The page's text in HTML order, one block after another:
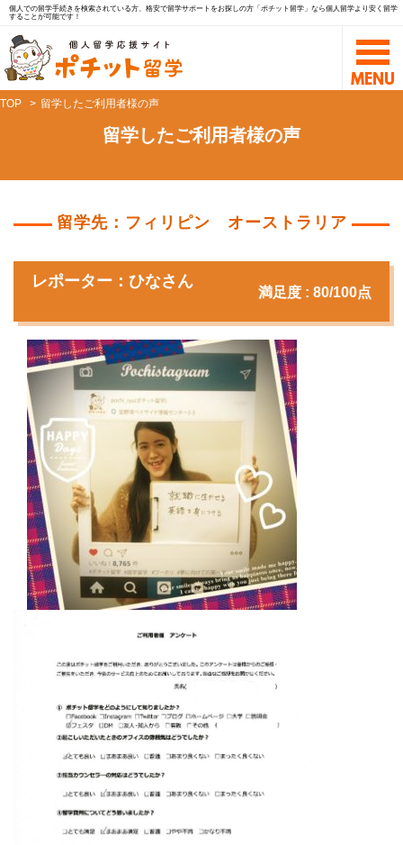
個人での留学手続きを検索されている方、格安で留学サポートをお探しの方「ポチット留学」なら個人留学より安く留学
することが可能です！
TOP 留学したご利用者様の声
留学したご利用者様の声
留学先：フィリピン オーストラリア
レポーター：ひなさん
満足度 : 80/100点